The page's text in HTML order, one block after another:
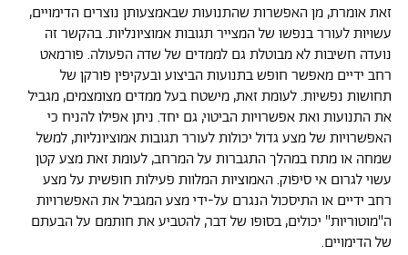
זאת אומרת, מן האפשרות שהתנועות שבאמצעותן נוצרים הדימויים,
עשויות לעורר בנפשו של המצייר תגובות אמוציונליות. בהקשר זה
נועדה חשיבות לא מבוטלת גם לממדים של שדה הפעולה. פורמאט
רחב ידיים מאפשר חופש בתנועות הביצוע ובעקיפין פורקן של
תחושות נפשיות. לעומת זאת, מישטח בעל ממדים מצומצמים, מגביל
את התנועות ואת אפשרויות הביטוי, גם יחד. ניתן אפילו להניח כי
האפשרויות של מצע גדול יכולות לעורר תגובות אמוציונליות, למשל
שמחה או מתח במהלך התגברות על המרחב, לעומת זאת מצע קטן
עשוי לגרום אי סיפוק. האמוציות המלוות פעילות חופשית על מצע
רחב ידיים או התיסכול הנגרם על-ידי מצע המגביל את האפשרויות
ה"מוטוריות" יכולים, בסופו של דבר, להטביע את חותמם על הבעתם
של הדימויים.